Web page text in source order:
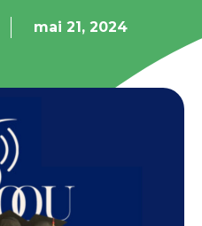
mai 21, 2024